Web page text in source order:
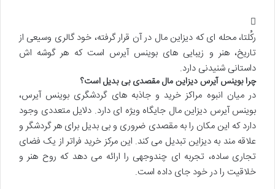
رکُلتا، محله ای که دیزاین مال در آن قرار گرفته، خود گالری وسیعی از
تاریخ، هنر و زیبایی های بوینس آیرس است که هر گوشه اش
داستانی شنیدنی دارد.
چرا بوینس آیرس دیزاین مال مقصدی بی بدیل است؟
در میان انبوه مراکز خرید و جاذبه های گردشگری بوینس آیرس،
بوینس آیرس دیزاین مال جایگاه ویژه ای دارد. دلایل متعددی وجود
دارد که این مکان را به مقصدی ضروری و بی بدیل برای هر گردشگر و
علاقه مند به دیزاین تبدیل می کند. این مرکز خرید فراتر از یک فضای
تجاری ساده، تجربه ای چندوجهی را ارائه می دهد که روح هنر و
خلاقیت را در خود جای داده است.